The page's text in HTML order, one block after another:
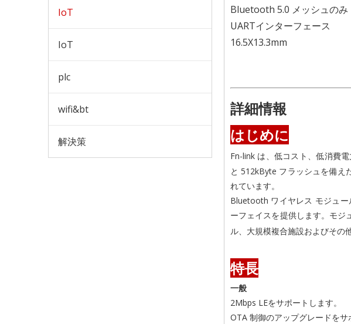
IoT
IoT
plc
wifi&bt
解決策
Bluetooth 5.0 メッシュのみ
UARTインターフェース
16.5X13.3mm
詳細情報
はじめに
Fn-link は、低コスト、低消費
と 512kByte フラッシュを備え
れています。
Bluetooth ワイヤレス モジュ
ーフェイスを提供します。モジ
ル、大規模複合施設およびその
特長
一般
2Mbps LEをサポートします。
OTA 制御のアップグレードをサ